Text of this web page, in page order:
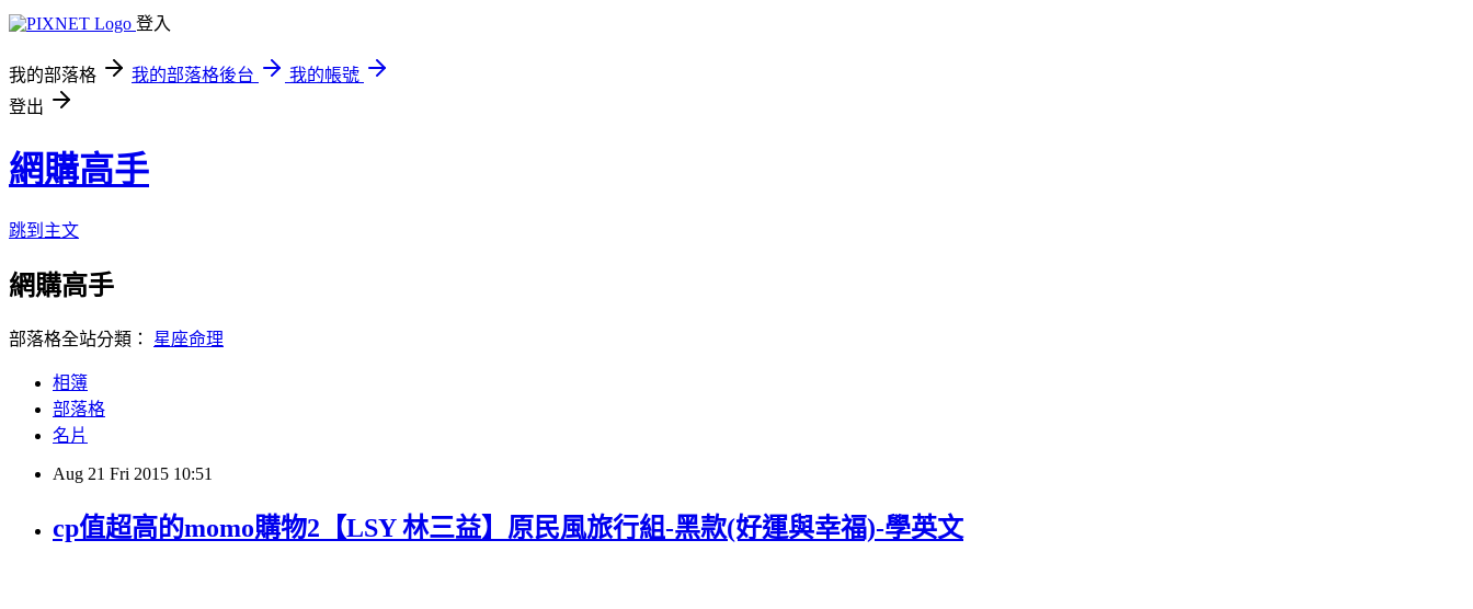
登入
我的部落格 我的部落格後台
我的帳號
登出
網購高手
跳到主文
網購高手
部落格全站分類： 星座命理
相簿
部落格
名片
Aug 21 Fri 2015 10:51
cp值超高的momo購物2【LSY 林三益】原民風旅行組-黑款(好運與幸福)-學英文